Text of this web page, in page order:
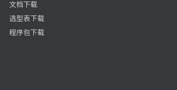
文档下载
选型表下载
程序包下载